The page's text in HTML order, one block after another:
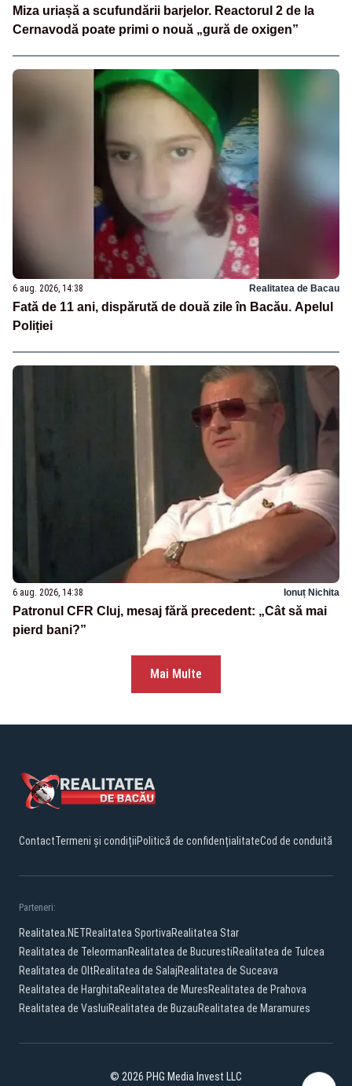
Miza uriașă a scufundării barjelor. Reactorul 2 de la
Cernavodă poate primi o nouă „gură de oxigen”
6 aug. 2026, 14:38 Realitatea de Bacau
Fată de 11 ani, dispărută de două zile în Bacău. Apelul
Poliției
6 aug. 2026, 14:38 Ionuț Nichita
Patronul CFR Cluj, mesaj fără precedent: „Cât să mai
pierd bani?”
Mai Multe
ContactTermeni și condițiiPolitică de confidențialitateCod de conduită
Parteneri:
Realitatea.NETRealitatea SportivaRealitatea Star
Realitatea de TeleormanRealitatea de BucurestiRealitatea de Tulcea
Realitatea de OltRealitatea de SalajRealitatea de Suceava
Realitatea de HarghitaRealitatea de MuresRealitatea de Prahova
Realitatea de VasluiRealitatea de BuzauRealitatea de Maramures
© 2026 PHG Media Invest LLC